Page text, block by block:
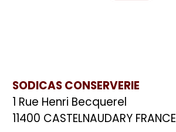
SODICAS CONSERVERIE
1 Rue Henri Becquerel
11400 CASTELNAUDARY FRANCE